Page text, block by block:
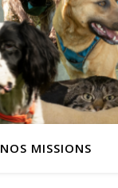
NOS MISSIONS